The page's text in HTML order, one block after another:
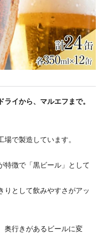
イから、マルエフまで。
で製造しています。
特徴で「黒ビール」として
りとして飲みやすさがアッ
奥行きがあるビールに変